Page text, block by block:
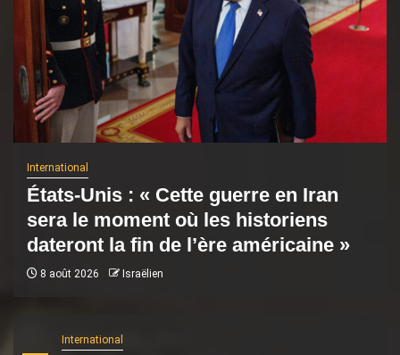
International
International
États-Unis : « Cette guerre en Iran
sera le moment où les historiens
dateront la fin de l’ère américaine »
8 août 2026 Israëlien